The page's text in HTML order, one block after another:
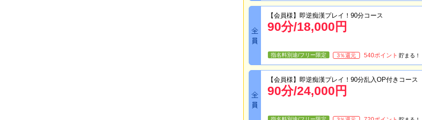
【会員様】即逆痴漢プレイ！90分コース
90分/18,000 円
指名料別途/フリー限定 3％還元 540ポイント 貯まる！
【会員様】即逆痴漢プレイ！90分乱入OP付きコース
90分/24,000 円